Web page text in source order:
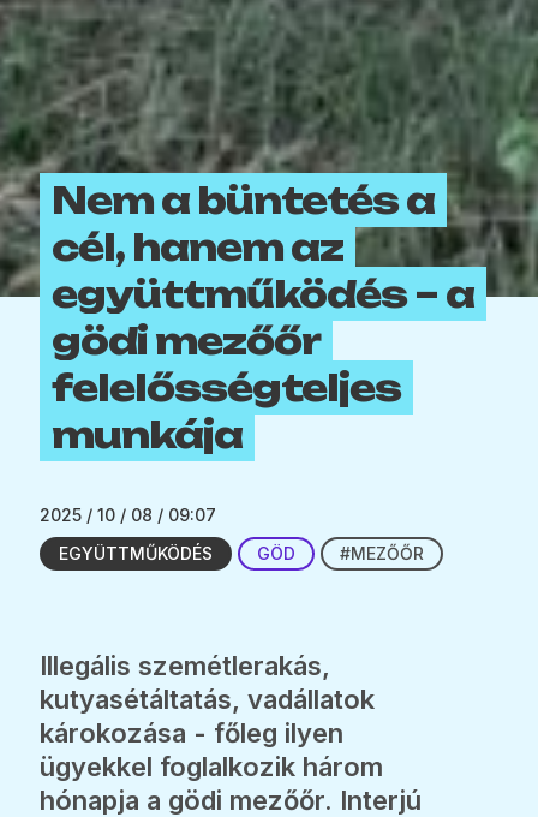
Nem a büntetés a
cél, hanem az
együttműködés – a
gödi mezőőr
felelősségteljes
munkája
2025 / 10 / 08 / 09:07
EGYÜTTMŰKÖDÉS
GÖD #MEZŐŐR
Illegális szemétlerakás,
kutyasétáltatás, vadállatok
károkozása - főleg ilyen
ügyekkel foglalkozik három
hónapja a gödi mezőőr. Interjú